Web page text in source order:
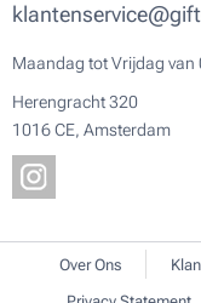
Maandag tot Vrijdag
Herengracht 320
1016 CE, Amsterdam
Over Ons